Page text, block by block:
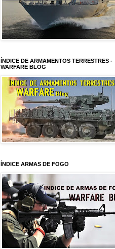
ÍNDICE DE ARMAMENTOS TERRESTRES -
WARFARE BLOG
ÍNDICE ARMAS DE FOGO